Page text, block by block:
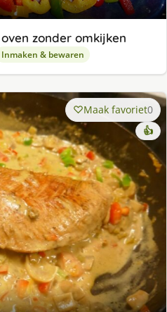
zonder omkijken
Inmaken & bewaren
Maak favoriet0
👍